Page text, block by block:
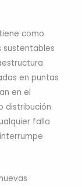
como
sustentables
en puntas
en el
distribución
falla